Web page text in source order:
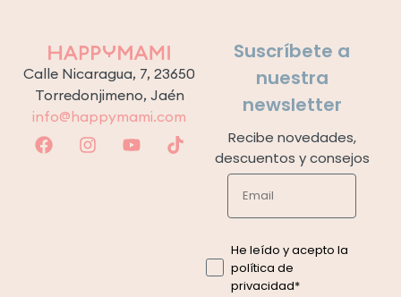
Calle Nicaragua, 7, 23650
Torredonjimeno, Jaén
info@happymami.com
Suscríbete a
nuestra
newsletter
Recibe novedades,
descuentos y consejos
He leído y acepto la
política de
privacidad*